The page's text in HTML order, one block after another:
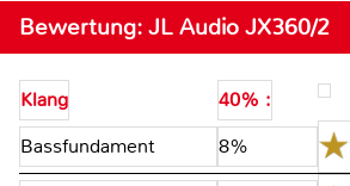
Bewertung: JL Audio JX360/2
Klang
40% :
Bassfundament
8%